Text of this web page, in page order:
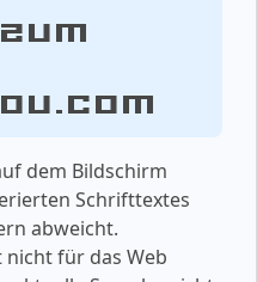
dem Bildschirm
Schrifttextes
abweicht.
für das Web